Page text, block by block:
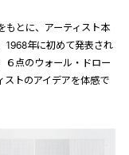
もとに、アーティスト本
1968年に初めて発表され
６点のウォール・ドロー
ストのアイデアを体感で